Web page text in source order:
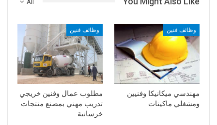
All
وظائف فنين
مهندسي ميكانيكا وفنيين
ومشغلي ماكينات
وظائف فنين
مطلوب عمال وفنين خريجي
تدريب مهني بمصنع منتجات
خرسانية